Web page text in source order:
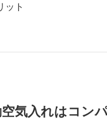
ット
気入れはコン